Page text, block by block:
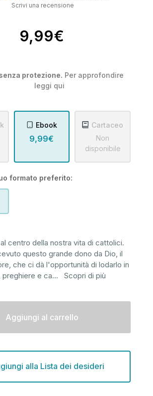
Scrivi una recensione
9,99€
protezione. Per approfondire
leggi qui
Ebook
9,99€
Cartaceo
Non
disponibile
formato preferito:
centro della nostra vita di cattolici.
questo grande dono da Dio, il
che ci dà l'opportunità di lodarlo in
preghiere e ca... Scopri di più
alla Lista dei desideri